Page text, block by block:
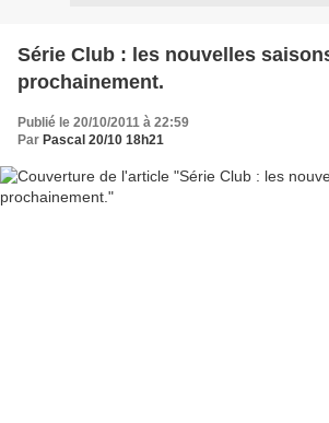
Série Club : les nouvelles
prochainement.
Publié le 20/10/2011 à 22:59
Par Pascal 20/10 18h21